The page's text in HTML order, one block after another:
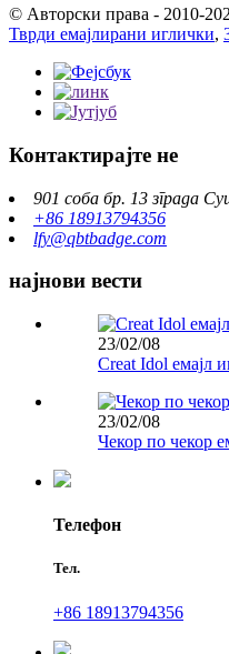
© Авторски права - 2010-
Тврди емајлирани иглички,
Контактирајте не
901 соба бр. 13 зграда
+86 18913794356
lfy@qbtbadge.com
најнови вести
23/02/08
Creat Idol емајл
23/02/08
Чекор по чекор
Телефон
Тел.
+86 18913794356